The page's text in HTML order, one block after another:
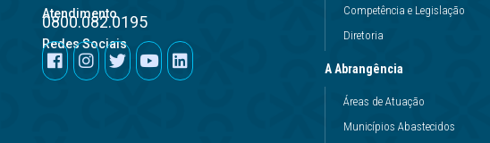
Atendimento
0800.082.0195
Redes Sociais
Competência e Legislação
Diretoria
A Abrangência
Áreas de Atuação
Municípios Abastecidos